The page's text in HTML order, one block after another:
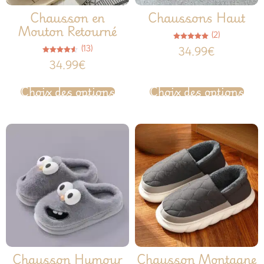
Chausson en
Mouton Retourné
4.54
sur 5
(13)
34.99€
Choix des options
Chaussons Haut
5.00
sur 5
(2)
34.99€
Choix des options
Chausson Humour Chausson Montagne